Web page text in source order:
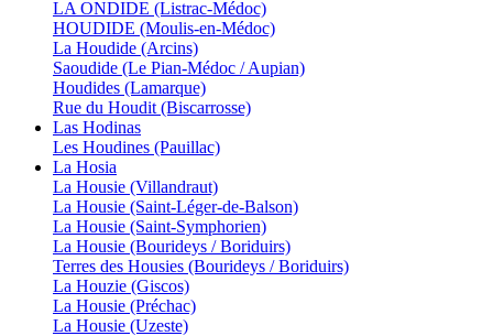
LA ONDIDE (Listrac-Médoc)
HOUDIDE (Moulis-en-Médoc)
La Houdide (Arcins)
Saoudide (Le Pian-Médoc / Aupian)
Houdides (Lamarque)
Rue du Houdit (Biscarrosse)
Las Hodinas
Les Houdines (Pauillac)
La Hosia
La Housie (Villandraut)
La Housie (Saint-Léger-de-Balson)
La Housie (Saint-Symphorien)
La Housie (Bourideys / Boriduirs)
Terres des Housies (Bourideys / Boriduirs)
La Houzie (Giscos)
La Housie (Préchac)
La Housie (Uzeste)